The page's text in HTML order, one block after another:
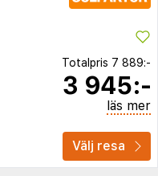
Totalpris 7 889:-
3 945:-
läs mer
Välj resa